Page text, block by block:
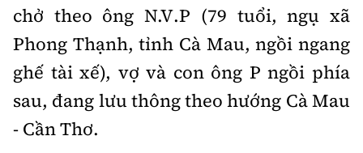
chở theo ông N.V.P (79 tuổi, ngụ xã
Phong Thạnh, tỉnh Cà Mau, ngồi ngang
ghế tài xế), vợ và con ông P ngồi phía
sau, đang lưu thông theo hướng Cà Mau
- Cần Thơ.